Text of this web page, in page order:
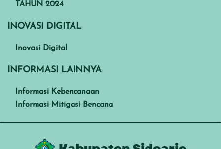
TAHUN 2024
INOVASI DIGITAL
Inovasi Digital
INFORMASI LAINNYA
Informasi Kebencanaan
Informasi Mitigasi Bencana